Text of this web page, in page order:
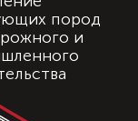
пород
и